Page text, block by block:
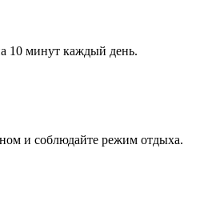
10 минут каждый день.
и соблюдайте режим отдыха.